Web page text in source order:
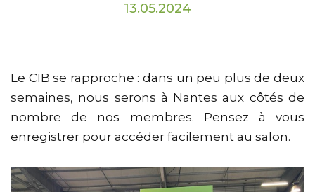
13.05.2024
Le CIB se rapproche : dans un peu plus de deux
semaines, nous serons à Nantes aux côtés de
nombre de nos membres. Pensez à vous
enregistrer pour accéder facilement au salon.